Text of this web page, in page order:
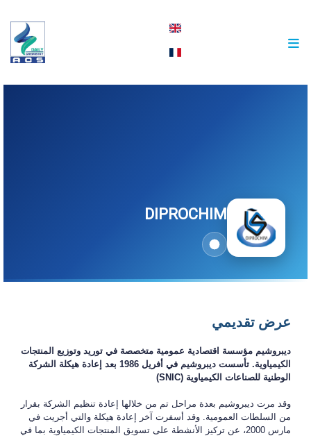
DIPROCHIM
عرض تقديمي
ديبروشيم مؤسسة اقتصادية عمومية متخصصة في توريد وتوزيع المنتجات
الكيمياوية. تأسست ديبروشيم في أفريل 1986 بعد إعادة هيكلة الشركة
الوطنية للصناعات الكيمياوية (SNIC)
وقد مرت ديبروشيم بعدة مراحل تم من خلالها إعادة تنظيم الشركة بقرار
من السلطات العمومية. وقد أسفرت آخر إعادة هيكلة والتي أجريت في
مارس 2000، عن تركيز الأنشطة على تسويق المنتجات الكيمياوية بما في